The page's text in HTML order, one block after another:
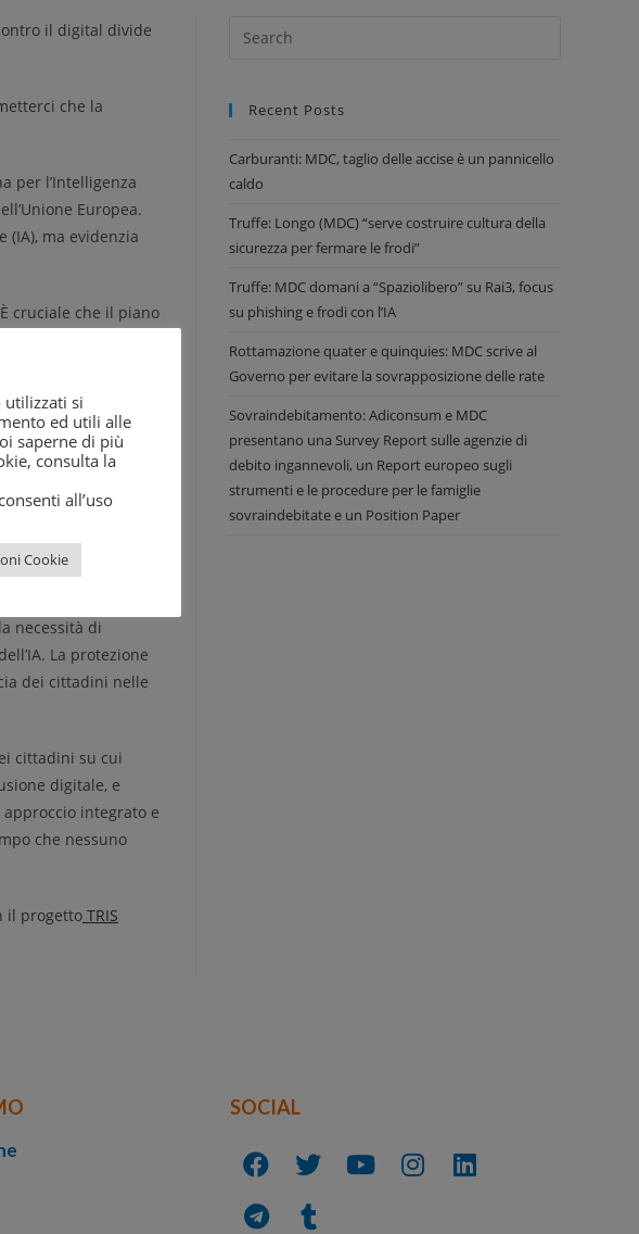
che la
per l’Intelligenza
Europea.
(IA), ma evidenzia
cruciale che il piano
dell’IA amplifichi
dal loro
la qualità dei servizi
gli italiani provetti
pur ambiziosa, per
di
alla media
necessità di
La protezione
dei cittadini nelle
cittadini su cui
digitale, e
integrato e
che nessuno
il progetto TRIS
Recent Posts
Carburanti: MDC, taglio delle accise è un pannicello
caldo
Truffe: Longo (MDC) “serve costruire cultura della
sicurezza per fermare le frodi”
Truffe: MDC domani a “Spaziolibero” su Rai3, focus
su phishing e frodi con l’IA
Rottamazione quater e quinquies: MDC scrive al
Governo per evitare la sovrapposizione delle rate
Sovraindebitamento: Adiconsum e MDC
presentano una Survey Report sulle agenzie di
debito ingannevoli, un Report europeo sugli
strumenti e le procedure per le famiglie
sovraindebitate e un Position Paper
SOCIAL
utilizzati si
ed utili alle
saperne di più
consulta la
all’uso
Cookie